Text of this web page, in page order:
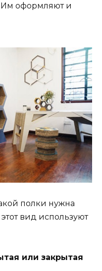
оформляют и
полки нужна
вид используют
или закрытая